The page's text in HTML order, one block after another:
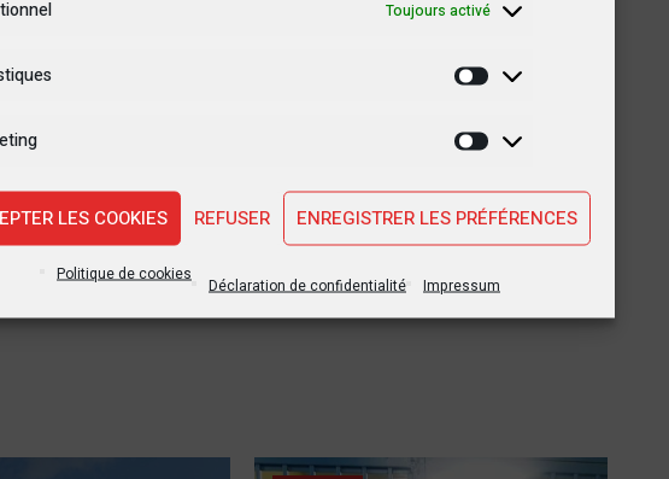
Toujours activé
Statistiques
Marketing
LES COOKIES REFUSER ENREGISTRER LES PRÉFÉRENCES
Politique de cookies
Déclaration de confidentialité Impressum
justice
SUIVANT POSTE
Éliminatoires CAN 2023 : le calendrier complet des
matchs de la RDC